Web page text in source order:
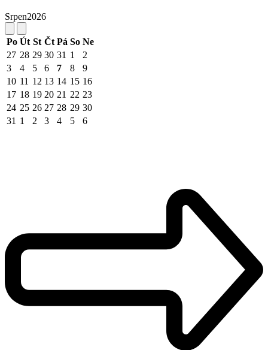
Srpen2026
Po Út St Čt Pá So Ne
27 28 29 30 31 1
2
3
4 5 6 7 8
9
10 11 12 13 14 15 16
17 18 19 20 21 22 23
24 25 26 27 28 29 30
31 1 2 3 4 5 6